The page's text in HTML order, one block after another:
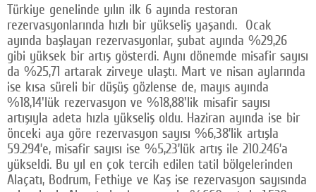
Türkiye genelinde yılın ilk 6 ayında restoran
rezervasyonlarında hızlı bir yükseliş yaşandı. Ocak
ayında başlayan rezervasyonlar, şubat ayında %29,26
gibi yüksek bir artış gösterdi. Aynı dönemde misafir sayısı
da %25,71 artarak zirveye ulaştı. Mart ve nisan aylarında
ise kısa süreli bir düşüş gözlense de, mayıs ayında
%18,14'lük rezervasyon ve %18,88'lik misafir sayısı
artışıyla adeta hızla yükseliş oldu. Haziran ayında ise bir
önceki aya göre rezervasyon sayısı %6,38’lik artışla
59.294’e, misafir sayısı ise %5,23’lük artış ile 210.246’a
yükseldi. Bu yıl en çok tercih edilen tatil bölgelerinden
Alaçatı, Bodrum, Fethiye ve Kaş ise rezervasyon sayısında